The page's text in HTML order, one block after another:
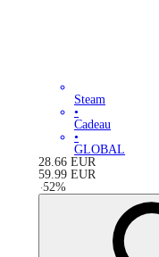
Steam
•
Cadeau
•
GLOBAL
28.66 EUR
59.99 EUR
-52%